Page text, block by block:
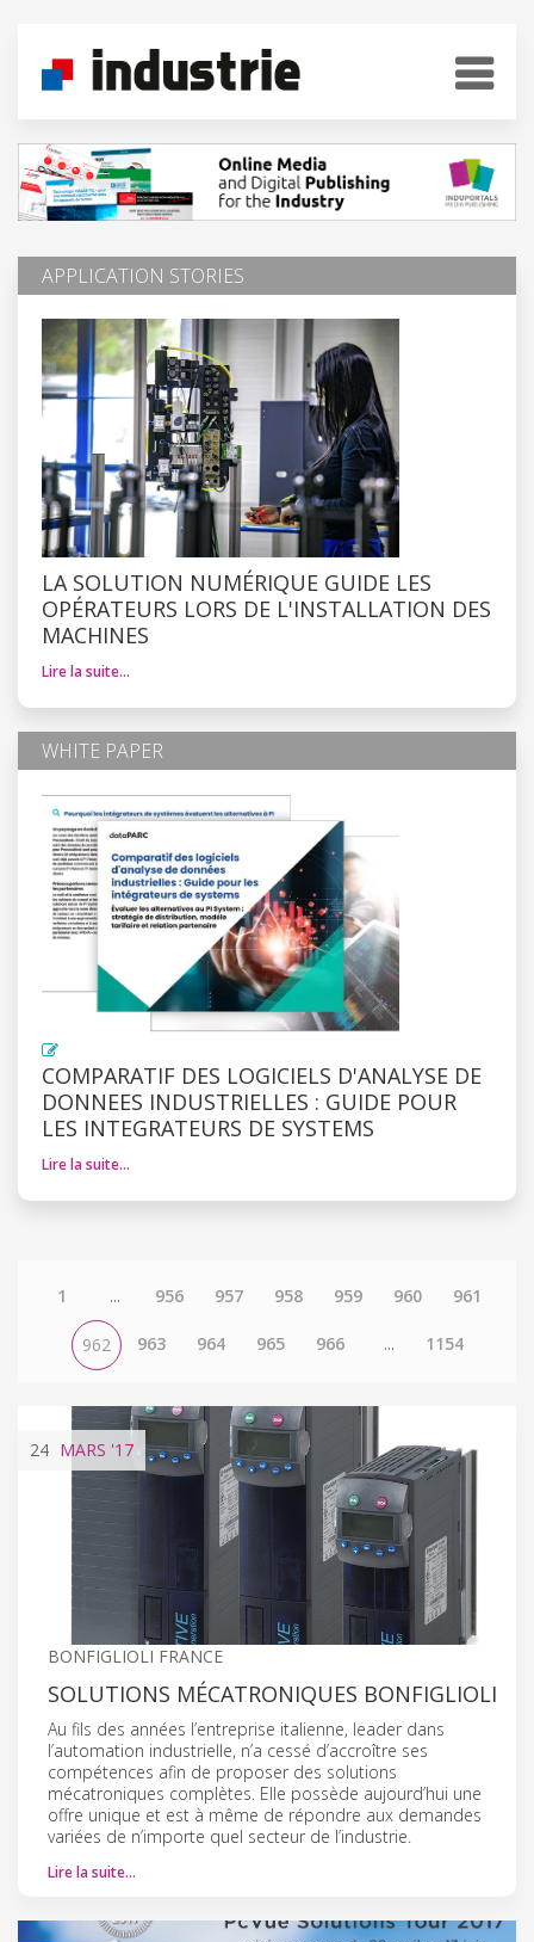
APPLICATION STORIES
LA SOLUTION NUMÉRIQUE GUIDE LES
OPÉRATEURS LORS DE L'INSTALLATION DES
MACHINES
Lire la suite…
WHITE PAPER
COMPARATIF DES LOGICIELS D'ANALYSE DE
DONNEES INDUSTRIELLES : GUIDE POUR
LES INTEGRATEURS DE SYSTEMS
Lire la suite…
1 ... 956 957 958 959 960 961
962 963 964 965 966 ... 1154
24 MARS '17
BONFIGLIOLI FRANCE
SOLUTIONS MÉCATRONIQUES BONFIGLIOLI
Au fils des années l’entreprise italienne, leader dans
l’automation industrielle, n’a cessé d’accroître ses
compétences afin de proposer des solutions
mécatroniques complètes. Elle possède aujourd’hui une
offre unique et est à même de répondre aux demandes
variées de n’importe quel secteur de l’industrie.
Lire la suite…